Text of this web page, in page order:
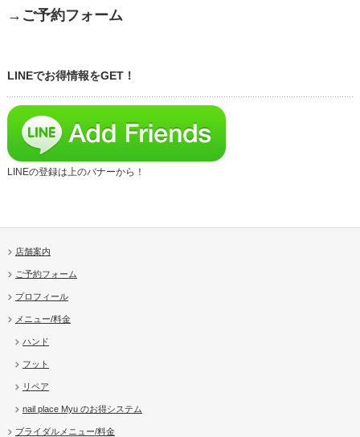
→ご予約フォーム
LINEでお得情報をGET！
LINEの登録は上のバナーから！
店舗案内
ご予約フォーム
プロフィール
メニュー/料金
ハンド
フット
リペア
nail place Myu のお得システム
ブライダルメニュー/料金